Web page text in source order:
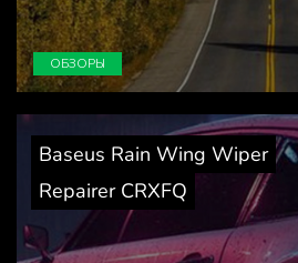
ОБЗОРЫ
Baseus Rain Wing Wiper
Repairer CRXFQ